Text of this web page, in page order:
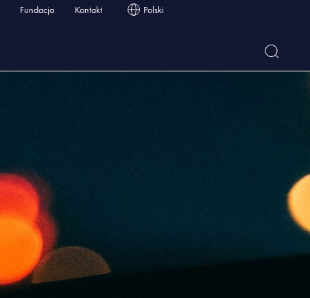
Fundacja Kontakt Polski